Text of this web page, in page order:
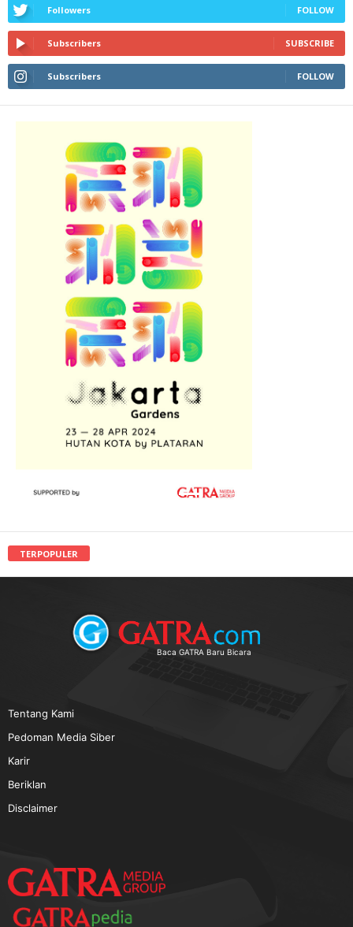
Followers FOLLOW
Subscribers SUBSCRIBE
Subscribers FOLLOW
TERPOPULER
Baca GATRA Baru Bicara
Tentang Kami
Pedoman Media Siber
Karir
Beriklan
Disclaimer